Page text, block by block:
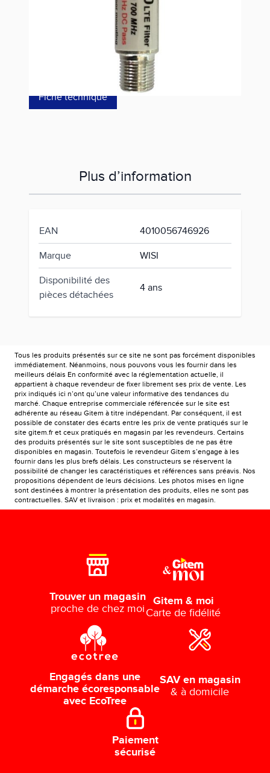
Fiche technique
Plus d’information
EAN 4010056746926
Marque WISI
Disponibilité des
pièces détachées
4 ans
Tous les produits présentés sur ce site ne sont pas forcément disponibles
immédiatement. Néanmoins, nous pouvons vous les fournir dans les
meilleurs délais En conformité avec la réglementation actuelle, il
appartient à chaque revendeur de fixer librement ses prix de vente. Les
prix indiqués ici n’ont qu’une valeur informative des tendances du
marché. Chaque entreprise commerciale référencée sur le site est
adhérente au réseau Gitem à titre indépendant. Par conséquent, il est
possible de constater des écarts entre les prix de vente pratiqués sur le
site gitem.fr et ceux pratiqués en magasin par les revendeurs. Certains
des produits présentés sur le site sont susceptibles de ne pas être
disponibles en magasin. Toutefois le revendeur Gitem s’engage à les
fournir dans les plus brefs délais. Les constructeurs se réservent la
possibilité de changer les caractéristiques et références sans préavis. Nos
propositions dépendent de leurs décisions. Les photos mises en ligne
sont destinées à montrer la présentation des produits, elles ne sont pas
contractuelles. SAV et livraison : prix et modalités en magasin.
Trouver un magasin
proche de chez moi
Gitem & moi
Carte de fidélité
Engagés dans une
démarche écoresponsable
avec EcoTree
SAV en magasin
& à domicile
Paiement
sécurisé